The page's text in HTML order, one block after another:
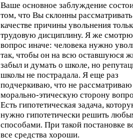
Ваше основное заблуждение
том, что Вы склонны
качестве причины увольнения
трудовую дисциплину. Я же
вопрос иначе: человека нужно
так, чтобы он на всю оставшуюся
забыл и думать о школе, но
школы не пострадала. Я еще раз
подчеркиваю, что не рассматриваю
морально-этическую сторону
Есть гипотетическая задача,
нужно гипотетически решить
способами. При такой постановке
все средства хороши.